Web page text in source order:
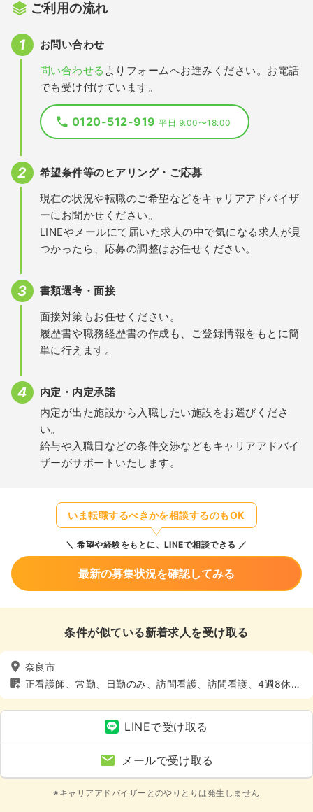
ご利用の流れ
お問い合わせ
問い合わせる よりフォームへお進みください。お電話
でも受け付けています。
0120-512-919平日 9:00〜18:00
希望条件等のヒアリング・ご応募
現在の状況や転職のご希望などをキャリアアドバイザ
ーにお聞かせください。
LINEやメールにて届いた求人の中で気になる求人が見
つかったら、応募の調整はお任せください。
書類選考・面接
面接対策もお任せください。
履歴書や職務経歴書の作成も、ご登録情報をもとに簡
単に行えます。
内定・内定承諾
内定が出た施設から入職したい施設をお選びくださ
い。
給与や入職日などの条件交渉などもキャリアアドバイ
ザーがサポートいたします。
いま転職するべきかを相談するのもOK
希望や経験をもとに、LINEで相談できる
最新の募集状況を確認してみる
条件が似ている新着求人を受け取る
奈良市
正看護師、常勤、日勤のみ、訪問看護、訪問看護、4週8休以
上、土日休み
LINEで受け取る
メールで受け取る
※キャリアアドバイザーとのやりとりは発生しません